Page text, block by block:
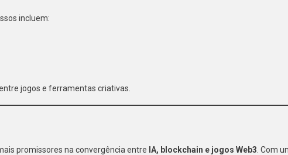
incluem:
jogos e ferramentas criativas.
promissores na convergência entre IA, blockchain e jogos Web3 . Com